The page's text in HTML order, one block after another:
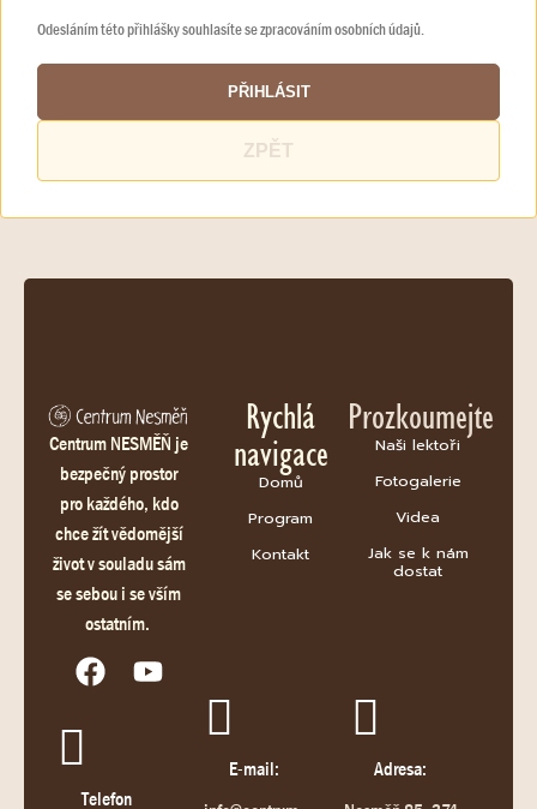
Odesláním této přihlášky souhlasíte se zpracováním osobních údajů.
PŘIHLÁSIT
ZPĚT
Centrum NESMĚŇ je
bezpečný prostor
pro každého, kdo
chce žít vědomější
život v souladu sám
se sebou i se vším
ostatním.
Rychlá
navigace
Domů
Program
Kontakt
Prozkoumejte
Naši lektoři
Fotogalerie
Videa
Jak se k nám
dostat
Telefon
E-mail:
Adresa: